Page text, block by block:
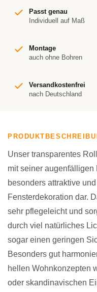
Passt genau
Individuell auf Maß
Montage
auch ohne Bohren
Versandkostenfrei
nach Deutschland
Unser transparentes
mit seiner augenfälligen
besonders attraktive
Fensterdekoration dar.
sehr pflegeleicht und
durch viel natürliches
sogar einen geringen
Besonders gut
hellen Wohnkonzepten
oder skandinavischen